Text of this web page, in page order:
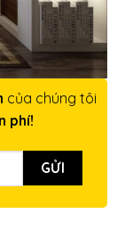
của chúng tôi
phí!